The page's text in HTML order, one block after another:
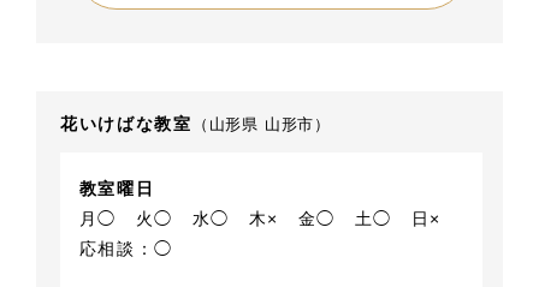
花いけばな教室 （山形県 山形市）
教室曜日
月◯
火◯ 水◯ 木× 金◯ 土◯
日×
応相談：◯